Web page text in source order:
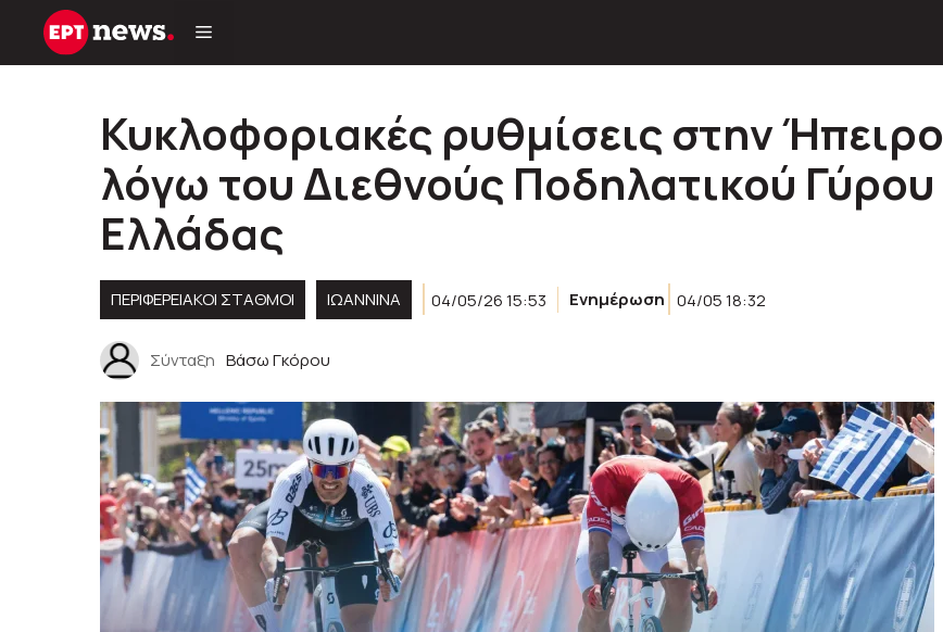
Μετάβαση
Κυκλοφοριακές ρυθμίσεις στην Ήπειρο
λόγω του Διεθνούς Ποδηλατικού Γύρου
Ελλάδας
ΠΕΡΙΦΕΡΕΙΑΚΟΊ ΣΤΑΘΜΟΊ ΙΩΑΝΝΙΝΑ 04/05/26 15:53 Ενημέρωση 04/05 18:32
Σύνταξη Βάσω Γκόρου